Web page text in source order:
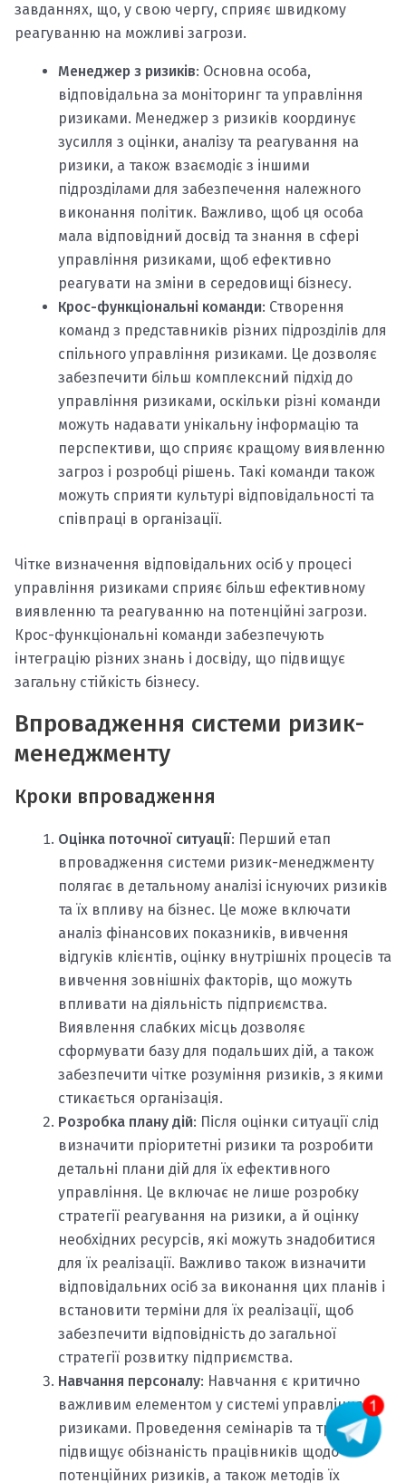
завданнях, що, у свою чергу, сприяє швидкому
реагуванню на можливі загрози.
Менеджер з ризиків: Основна особа,
відповідальна за моніторинг та управління
ризиками. Менеджер з ризиків координує
зусилля з оцінки, аналізу та реагування на
ризики, а також взаємодіє з іншими
підрозділами для забезпечення належного
виконання політик. Важливо, щоб ця особа
мала відповідний досвід та знання в сфері
управління ризиками, щоб ефективно
реагувати на зміни в середовищі бізнесу.
Крос-функціональні команди: Створення
команд з представників різних підрозділів для
спільного управління ризиками. Це дозволяє
забезпечити більш комплексний підхід до
управління ризиками, оскільки різні команди
можуть надавати унікальну інформацію та
перспективи, що сприяє кращому виявленню
загроз і розробці рішень. Такі команди також
можуть сприяти культурі відповідальності та
співпраці в організації.
Чітке визначення відповідальних осіб у процесі
управління ризиками сприяє більш ефективному
виявленню та реагуванню на потенційні загрози.
Крос-функціональні команди забезпечують
інтеграцію різних знань і досвіду, що підвищує
загальну стійкість бізнесу.
Впровадження системи ризик-
менеджменту
Кроки впровадження
Оцінка поточної ситуації: Перший етап
впровадження системи ризик-менеджменту
полягає в детальному аналізі існуючих ризиків
та їх впливу на бізнес. Це може включати
аналіз фінансових показників, вивчення
відгуків клієнтів, оцінку внутрішніх процесів та
вивчення зовнішніх факторів, що можуть
впливати на діяльність підприємства.
Виявлення слабких місць дозволяє
сформувати базу для подальших дій, а також
забезпечити чітке розуміння ризиків, з якими
стикається організація.
Розробка плану дій: Після оцінки ситуації слід
визначити пріоритетні ризики та розробити
детальні плани дій для їх ефективного
управління. Це включає не лише розробку
стратегії реагування на ризики, а й оцінку
необхідних ресурсів, які можуть знадобитися
для їх реалізації. Важливо також визначити
відповідальних осіб за виконання цих планів і
встановити терміни для їх реалізації, щоб
забезпечити відповідність до загальної
стратегії розвитку підприємства.
Навчання персоналу: Навчання є критично
важливим елементом у системі управління
ризиками. Проведення семінарів та тренінгів
підвищує обізнаність працівників щодо
потенційних ризиків, а також методів їх